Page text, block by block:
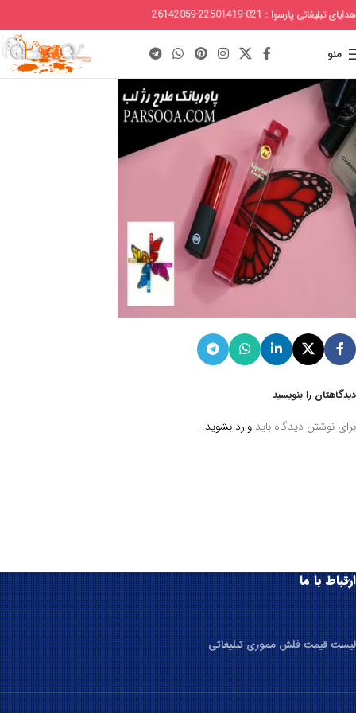
هدایای تبلیغاتی پارسوا : 021-22501419-26142059
منو
دیدگاهتان را بنویسید
برای نوشتن دیدگاه باید وارد بشوید.
ارتباط با ما
لیست قیمت فلش مموری تبلیغاتی